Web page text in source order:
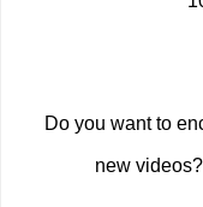
Do you want to
new